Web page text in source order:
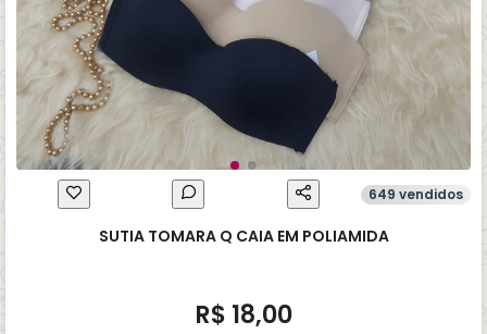
649 vendidos
SUTIA TOMARA Q CAIA EM POLIAMIDA
R$ 18,00